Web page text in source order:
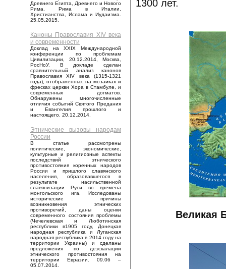
Древнего Египта, Древнего и Нового
Рима, Рима в Италии,
Христианства, Ислама и Иудаизма.
25.05.2015.
Каноны Православия XIV века
и современности
Доклад на XXIX Международной
конференции по проблемам
Цивилизации, 20.12.2014, Москва,
РосНоУ. В докладе сделан
сравнительный анализ канонов
Православия XIV века (1315-1321
года), отображенных на мозаиках и
фресках церкви Хора в Стамбуле, и
современных догматов.
Обнаружены многочисленные
отличия событий Святого Предания
и Евангелия прошлого и
настоящего. 20.12.2014.
Этнические вызовы народам
России
В статье рассмотрены
политические, экономические,
культурные и религиозные аспекты
последствий этнического
противостояния коренных народов
России и пришлого славянского
населения, образовавшегося в
результате насильственной
славянизации Руси во времена
монгольского ига. Исследованы
исторические причины
возникновения этнических
противоречий, даны оценки
современного состояния проблемы
(Чечелевская и Люботинская
республики в1905 году, Донецкая
народная республика и Луганская
народная республика в 2014 году на
территории Украины) и сделаны
предложения по деэскалации
этнического противостояния на
территории Евразии. 09.06 –
05.07.2014.
1300 лет.
Великая